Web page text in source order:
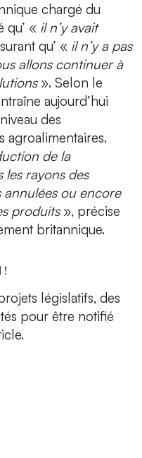
chargé du
qu’ « il n’y avait
qu’ « il n’y a pas
allons continuer à
». Selon le
aujourd’hui
des
agroalimentaires.
de la
rayons des
annulées ou encore
produits », précise
britannique.
!
législatifs, des
pour être notifié